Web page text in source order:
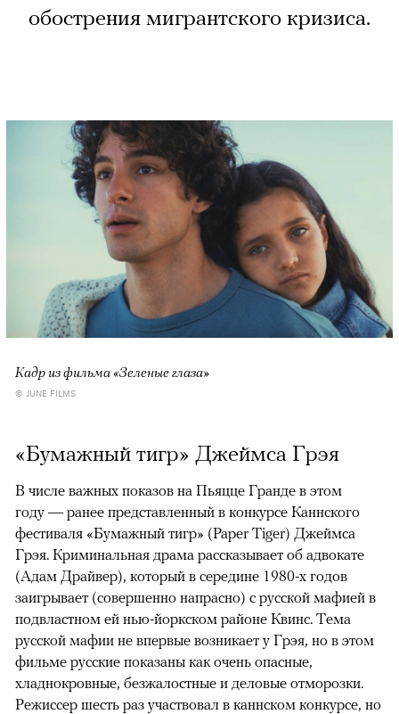
обострения мигрантского кризиса.
Кадр из фильма «Зеленые глаза»
© JUNE FILMS
«Бумажный тигр» Джеймса Грэя
В числе важных показов на Пьяцце Гранде в этом
году — ранее представленный в конкурсе Каннского
фестиваля «Бумажный тигр» (Paper Tiger) Джеймса
Грэя. Криминальная драма рассказывает об адвокате
(Адам Драйвер), который в середине 1980-х годов
заигрывает (совершенно напрасно) с русской мафией в
подвластном ей нью-йоркском районе Квинс. Тема
русской мафии не впервые возникает у Грэя, но в этом
фильме русские показаны как очень опасные,
хладнокровные, безжалостные и деловые отморозки.
Режиссер шесть раз участвовал в каннском конкурсе, но